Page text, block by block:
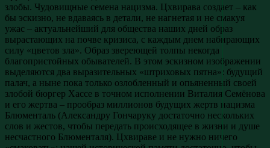
злобы. Чудовищные семена нацизма. Цхвирава создает – как
бы эскизно, не вдаваясь в детали, не нагнетая и не смакуя
ужас – актуальнейший для общества наших дней образ
вырастающих на почве кризиса, с каждым днем набирающих
силу «цветов зла». Образ звереющей толпы некогда
благопристойных обывателей. В этом эскизном изображении
выделяются два выразительных «штриховых пятна»: будущий
палач, а ныне пока только озлобленный и опьяненный своей
злобой бюргер Хассе в точном исполнении Виталия Семёнова
и его жертва – прообраз миллионов будущих жертв нацизма
Блюменталь (Александру Гончаруку достаточно нескольких
слов и жестов, чтобы передать происходящее в жизни и душе
несчастного Блюменталя). Цхвираве и не нужно ничего